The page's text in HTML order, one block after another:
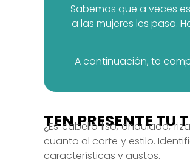
Sabemos que a veces
a las mujeres les pasa.
A continuación, te
TEN PRESENTE TU
¿Es cabello liso, ondulado,
cuanto al corte y estilo.
características y gustos.